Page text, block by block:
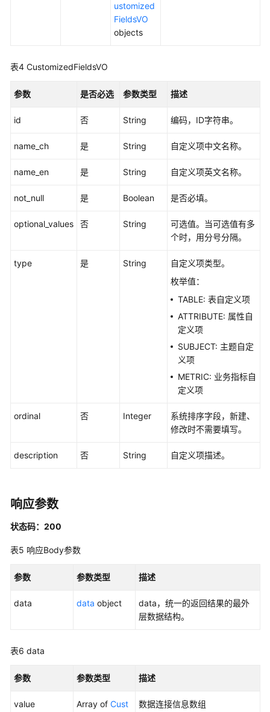
息
口
管
架
ustomized
FieldsVO
objects
表4 CustomizedFieldsVO
参数 是否必选 参数类型 描述
id 否 String 编码，ID字符串。
name_ch 是 String 自定义项中文名称。
name_en 是 String 自定义项英文名称。
not_null 是 Boolean 是否必填。
optional_values 否 String
可选值。当可选值有多
个时，用分号分隔。
type 是 String
自定义项类型。
枚举值：
TABLE: 表自定义项
ATTRIBUTE: 属性自
定义项
SUBJECT: 主题自定
义项
METRIC: 业务指标自
定义项
ordinal 否 Integer
系统排序字段，新建、
修改时不需要填写。
description 否 String 自定义项描述。
响应参数
状态码：200
表5 响应Body参数
参数 参数类型 描述
data data object
data，统一的返回结果的最外
层数据结构。
表6 data
参数 参数类型 描述
value Array of Cust 数据连接信息数组